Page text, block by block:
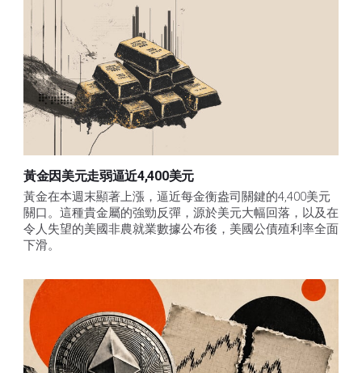
黃金因美元走弱逼近4,400美元
黃金在本週末顯著上漲，逼近每金衡盎司關鍵的4,400美元
關口。這種貴金屬的強勁反彈，源於美元大幅回落，以及在
令人失望的美國非農就業數據公布後，美國公債殖利率全面
下滑。